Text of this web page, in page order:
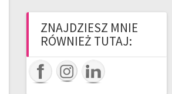
ZNAJDZIESZ MNIE
RÓWNIEŻ TUTAJ: